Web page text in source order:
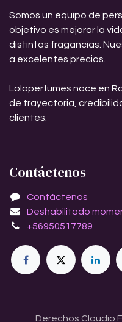
Somos un equipo de
objetivo es mejorar la
distintas fragancias.
a excelentes precios.
Lolaperfumes nace en
de trayectoria,
clientes.
Contáctenos
Contáctenos
Deshabilitado
+56950517789
Derechos Claudio